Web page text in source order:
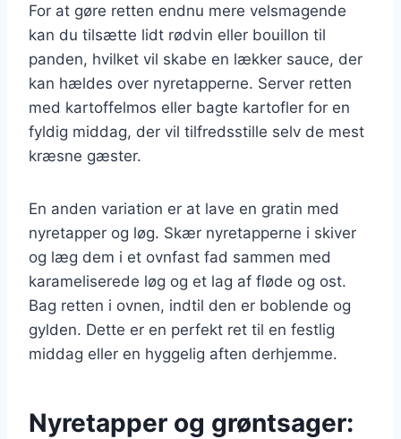
For at gøre retten endnu mere velsmagende
kan du tilsætte lidt rødvin eller bouillon til
panden, hvilket vil skabe en lækker sauce, der
kan hældes over nyretapperne. Server retten
med kartoffelmos eller bagte kartofler for en
fyldig middag, der vil tilfredsstille selv de mest
kræsne gæster.
En anden variation er at lave en gratin med
nyretapper og løg. Skær nyretapperne i skiver
og læg dem i et ovnfast fad sammen med
karameliserede løg og et lag af fløde og ost.
Bag retten i ovnen, indtil den er boblende og
gylden. Dette er en perfekt ret til en festlig
middag eller en hyggelig aften derhjemme.
Nyretapper og grøntsager: